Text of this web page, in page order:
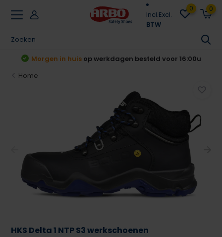
Incl.Excl.
BTW
0 0
besteld voor 16:00u Achteraf betalen
Home
HKS Delta 1 NTP S3 werkschoenen